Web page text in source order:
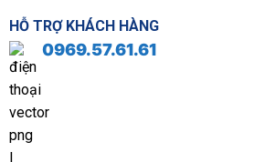
HỖ TRỢ KHÁCH HÀNG
0969.57.61.61